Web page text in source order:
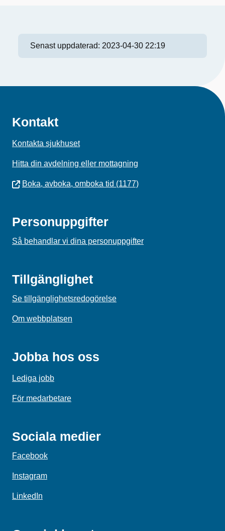
Senast uppdaterad: 2023-04-30 22:19
Kontakt
Kontakta sjukhuset
Hitta din avdelning eller mottagning
Boka, avboka, omboka tid (1177)
Personuppgifter
Så behandlar vi dina personuppgifter
Tillgänglighet
Se tillgänglighetsredogörelse
Om webbplatsen
Jobba hos oss
Lediga jobb
För medarbetare
Sociala medier
Facebook
Instagram
LinkedIn